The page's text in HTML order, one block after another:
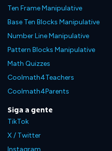
Ten Frame Manipulative
Base Ten Blocks Manipulative
Number Line Manipulative
Pattern Blocks Manipulative
Math Quizzes
Coolmath4Teachers
Coolmath4Parents
Siga a gente
TikTok
X / Twitter
Instagram